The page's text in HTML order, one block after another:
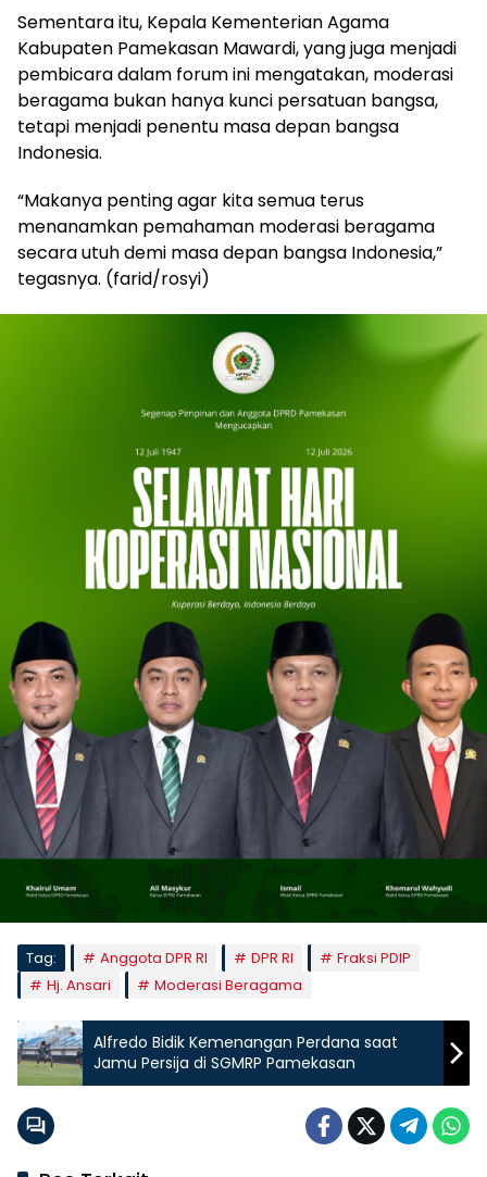
Sementara itu, Kepala Kementerian Agama
Kabupaten Pamekasan Mawardi, yang juga menjadi
pembicara dalam forum ini mengatakan, moderasi
beragama bukan hanya kunci persatuan bangsa,
tetapi menjadi penentu masa depan bangsa
Indonesia.
“Makanya penting agar kita semua terus
menanamkan pemahaman moderasi beragama
secara utuh demi masa depan bangsa Indonesia,”
tegasnya. (farid/rosyi)
Tag: Anggota DPR RI DPR RI
Fraksi PDIP
Hj. Ansari
Moderasi Beragama
Alfredo Bidik Kemenangan Perdana saat
Jamu Persija di SGMRP Pamekasan